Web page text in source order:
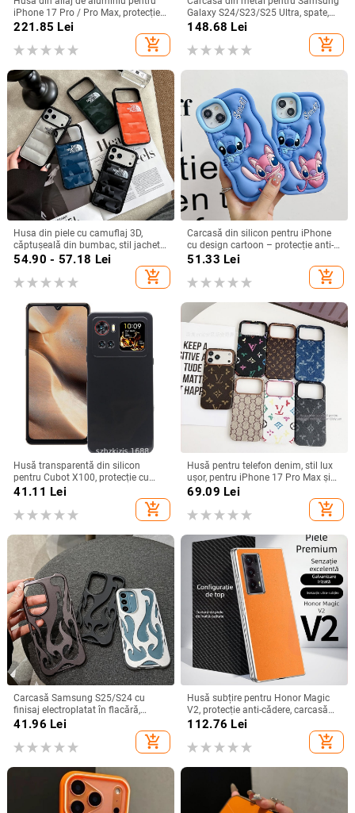
iPhone 17 Pro / Pro Max, protecție
anti-cădere, închidere magnetică,
turnare prin injecție, posibilitate de
personalizare
221.85 Lei
add_shopping_cart
Galaxy S24/S23/S25 Ultra, spate,
prelucrată, personalizabilă, disipare
căldură, anti-cadere, anti-amprentă
148.68 Lei
add_shopping_cart
Husa din piele cu camuflaj 3D,
căptușeală din bumbac, stil jachetă
de iarnă, compatibilă cu iPhone
54.90 - 57.18 Lei
add_shopping_cart
Carcasă din silicon pentru iPhone
cu design cartoon – protecție anti-
cădere, finisaj mat, compatibilă cu
(Pro/Max)
51.33 Lei
add_shopping_cart
Husă transparentă din silicon
pentru Cubot X100, protecție cu
acoperire totală
41.11 Lei
add_shopping_cart
Husă pentru telefon denim, stil lux
ușor, pentru iPhone 17 Pro Max și
iPhone 16, cu acoperire totală
69.09 Lei
add_shopping_cart
Carcasă Samsung S25/S24 cu
finisaj electroplatat în flacără,
design decupat, compatibilă cu
41.96 Lei
add_shopping_cart
Husă subțire pentru Honor Magic
V2, protecție anti-cădere, carcasă
dură pentru ecran pliabil, finisaj PU
112.76 Lei
add_shopping_cart